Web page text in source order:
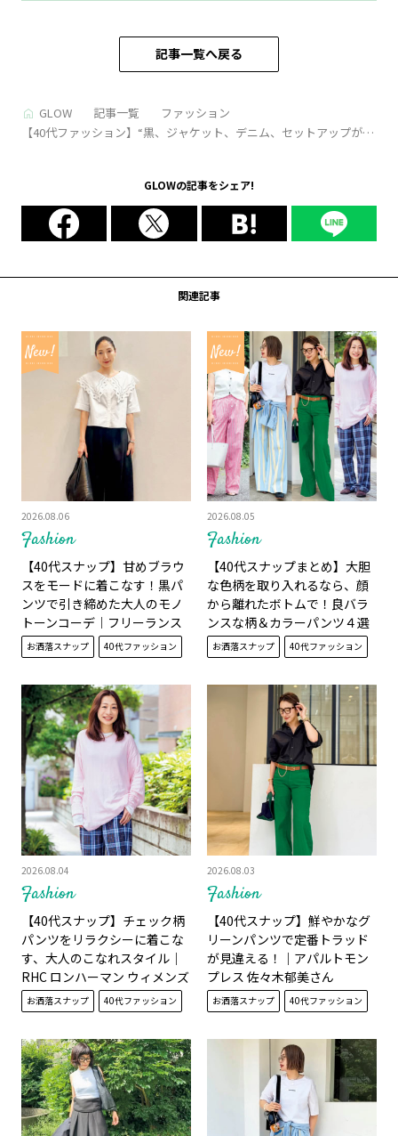
記事一覧へ戻る
GLOW 記事一覧
ファッション
【40代ファッション】“黒、ジャケット、デニム、セットアップがキ
GLOWの記事をシェア!
関連記事
Fashion
2026.08.06
【40代スナップ】甘めブラウ
スをモードに着こなす！黒パ
ンツで引き締めた大人のモノ
トーンコーデ｜フリーランス
PR 中山真梨子さん
お洒落スナップ 40代ファッション
Fashion
2026.08.05
【40代スナップまとめ】大胆
な色柄を取り入れるなら、顔
から離れたボトムで！良バラ
ンスな柄＆カラーパンツ４選
お洒落スナップ 40代ファッション
Fashion
2026.08.04
【40代スナップ】チェック柄
パンツをリラクシーに着こな
す、大人のこなれスタイル｜
RHC ロンハーマン ウィメンズ
バイヤー 青木玲子さん
お洒落スナップ 40代ファッション
Fashion
2026.08.03
【40代スナップ】鮮やかなグ
リーンパンツで定番トラッド
が見違える！｜アパルトモン
プレス 佐々木郁美さん
お洒落スナップ 40代ファッション